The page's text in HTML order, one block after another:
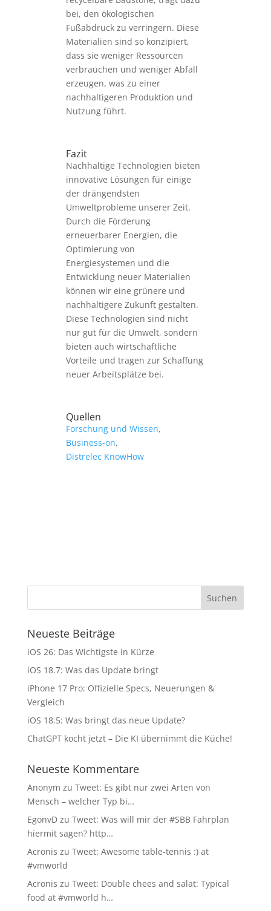
bei, den ökologischen
Fußabdruck zu verringern. Diese
Materialien sind so konzipiert,
dass sie weniger Ressourcen
verbrauchen und weniger Abfall
erzeugen, was zu einer
nachhaltigeren Produktion und
Nutzung führt.
Fazit
Nachhaltige Technologien bieten
innovative Lösungen für einige
der drängendsten
Umweltprobleme unserer Zeit.
Durch die Förderung
erneuerbarer Energien, die
Optimierung von
Energiesystemen und die
Entwicklung neuer Materialien
können wir eine grünere und
nachhaltigere Zukunft gestalten.
Diese Technologien sind nicht
nur gut für die Umwelt, sondern
bieten auch wirtschaftliche
Vorteile und tragen zur Schaffung
neuer Arbeitsplätze bei.
Quellen
Forschung und Wissen,
Business-on,
Distrelec KnowHow
Neueste Beiträge
iOS 26: Das Wichtigste in Kürze
iOS 18.7: Was das Update bringt
iPhone 17 Pro: Offizielle Specs, Neuerungen &
Vergleich
iOS 18.5: Was bringt das neue Update?
ChatGPT kocht jetzt – Die KI übernimmt die Küche!
Neueste Kommentare
Anonym zu Tweet: Es gibt nur zwei Arten von
Mensch – welcher Typ bi…
EgonvDzu Tweet: Was will mir der #SBB Fahrplan
hiermit sagen? http…
Acronis zu Tweet: Awesome table-tennis :) at
#vmworld
Acronis zu Tweet: Double chees and salat: Typical
food at #vmworld h…